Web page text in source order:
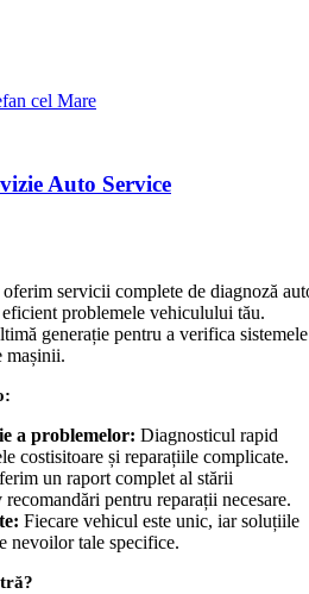
cel Mare
Auto Service
oferim servicii complete de diagnoză
problemele vehiculului tău.
generație pentru a verifica sistemele
mașinii.
a problemelor: Diagnosticul rapid
costisitoare și reparațiile complicate.
un raport complet al stării
pentru reparații necesare.
Fiecare vehicul este unic, iar soluțiile
nevoilor tale specifice.